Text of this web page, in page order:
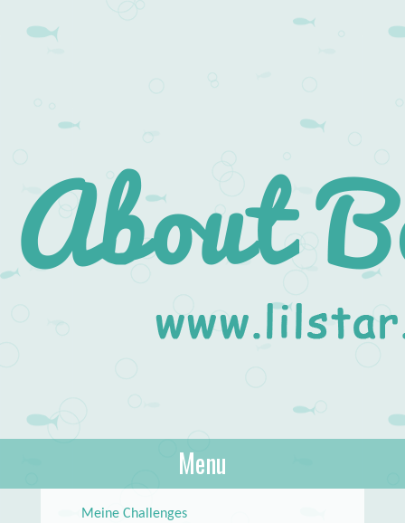
About Books
lilstar.de
Menu
Meine Challenges